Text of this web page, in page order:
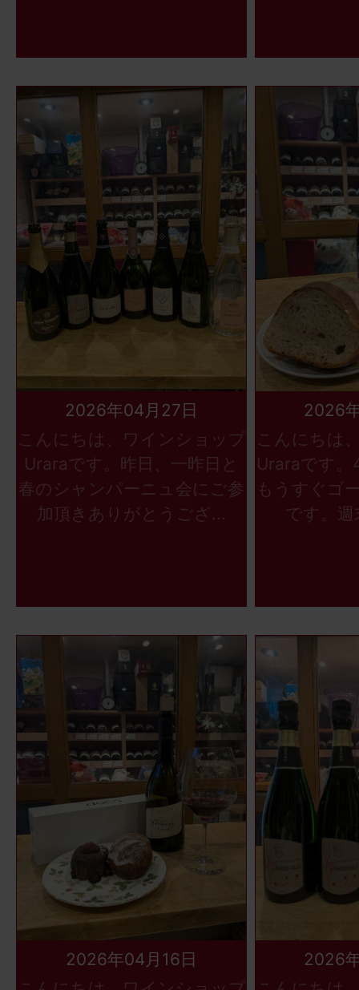
2026年04月27日
こんにちは、ワインショップ
Uraraです。昨日、一昨日と
春のシャンパーニュ会にご参
加頂きありがとうござ...
2026
こんにちは
Uraraです。
もうすぐゴ
です。
2026年04月16日
2026